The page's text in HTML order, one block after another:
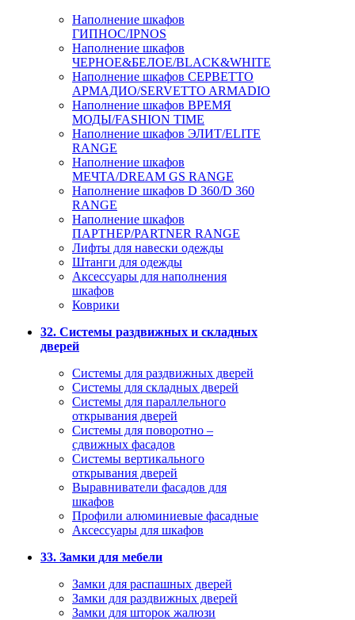
Наполнение шкафов
ГИПНОС/IPNOS
Наполнение шкафов
ЧЕРНОЕ&БЕЛОЕ/BLACK&WHITE
Наполнение шкафов СЕРВЕТТО
АРМАДИО/SERVETTO ARMADIO
Наполнение шкафов ВРЕМЯ
МОДЫ/FASHION TIME
Наполнение шкафов ЭЛИТ/ELITE
RANGE
Наполнение шкафов
МЕЧТА/DREAM GS RANGE
Наполнение шкафов D 360/D 360
RANGE
Наполнение шкафов
ПАРТНЕР/PARTNER RANGE
Лифты для навески одежды
Штанги для одежды
Аксессуары для наполнения
шкафов
Коврики
32. Системы раздвижных и складных
дверей
Системы для раздвижных дверей
Системы для складных дверей
Системы для параллельного
открывания дверей
Системы для поворотно –
сдвижных фасадов
Системы вертикального
открывания дверей
Выравниватели фасадов для
шкафов
Профили алюминиевые фасадные
Аксессуары для шкафов
33. Замки для мебели
Замки для распашных дверей
Замки для раздвижных дверей
Замки для шторок жалюзи